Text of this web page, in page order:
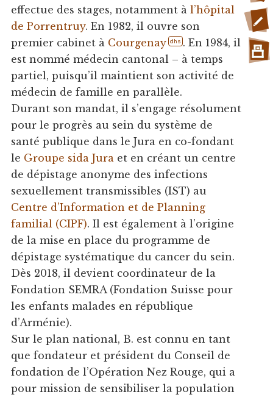
effectue des stages, notamment à l’hôpital
de Porrentruy. En 1982, il ouvre son
premier cabinet à Courgenay dhs . En 1984, il
est nommé médecin cantonal – à temps
partiel, puisqu’il maintient son activité de
médecin de famille en parallèle.
Durant son mandat, il s’engage résolument
pour le progrès au sein du système de
santé publique dans le Jura en co-fondant
le Groupe sida Jura et en créant un centre
de dépistage anonyme des infections
sexuellement transmissibles (IST) au
Centre d’Information et de Planning
familial (CIPF). Il est également à l’origine
de la mise en place du programme de
dépistage systématique du cancer du sein.
Dès 2018, il devient coordinateur de la
Fondation SEMRA (Fondation Suisse pour
les enfants malades en république
d’Arménie).
Sur le plan national, B. est connu en tant
que fondateur et président du Conseil de
fondation de l’Opération Nez Rouge, qui a
pour mission de sensibiliser la population